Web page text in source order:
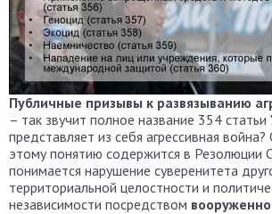
Публичные призывы к развязыванию
– так звучит полное название 354
представляет из себя агрессивная
этому понятию содержится в Резолюции
понимается нарушение суверенитета
территориальной целостности и
независимости посредством